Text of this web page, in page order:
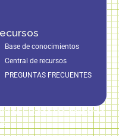
Base de conocimientos
Central de recursos
PREGUNTAS FRECUENTES
| Todos los derechos